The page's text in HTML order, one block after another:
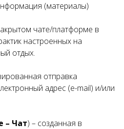
(материалы)
чате/платформе в
настроенных на
отдых.
отправка
адрес (e-mail) и/или
– Чат) – созданная в